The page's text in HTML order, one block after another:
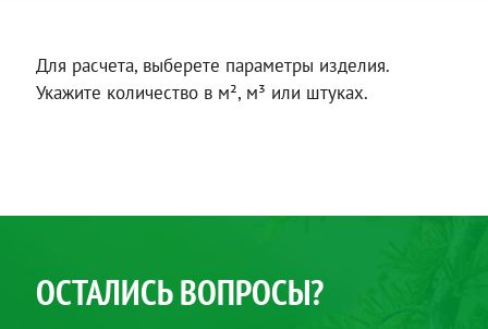
Для расчета, выберете параметры изделия.
Укажите количество в м², м³ или штуках.
ОСТАЛИСЬ ВОПРОСЫ?